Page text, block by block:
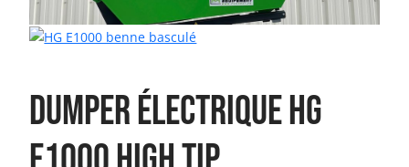
Dumper électrique HG